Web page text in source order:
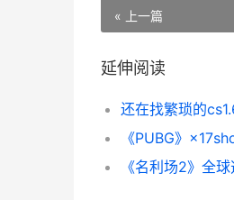
« 上一篇
延伸阅读